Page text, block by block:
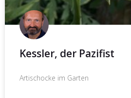
Kessler, der Pazifist
Artischocke im Garten